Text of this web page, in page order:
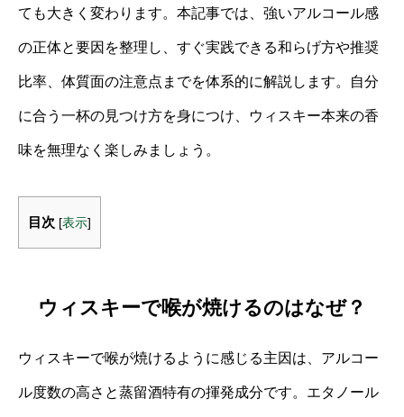
ても大きく変わります。本記事では、強いアルコール感
の正体と要因を整理し、すぐ実践できる和らげ方や推奨
比率、体質面の注意点までを体系的に解説します。自分
に合う一杯の見つけ方を身につけ、ウィスキー本来の香
味を無理なく楽しみましょう。
目次 [表示]
ウィスキーで喉が焼けるのはなぜ？
ウィスキーで喉が焼けるように感じる主因は、アルコー
ル度数の高さと蒸留酒特有の揮発成分です。エタノール